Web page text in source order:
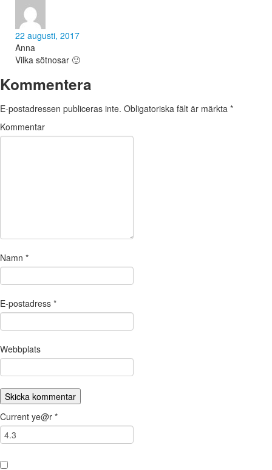
22 augusti, 2017
Anna
Vilka sötnosar 🙂
Kommentera
E-postadressen publiceras inte. Obligatoriska fält är märkta *
Kommentar
Namn *
E-postadress *
Webbplats
Current ye@r *